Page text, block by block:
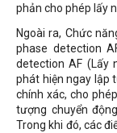
phản cho phép lấy
Ngoài ra, Chức
phase detection
detection AF (Lấy
phát hiện ngay lập
chính xác, cho
tượng chuyển
Trong khi đó, các